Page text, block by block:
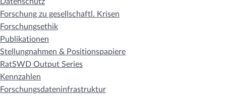
Forschung zu gesellschaftl. Krisen
Forschungsethik
Publikationen
Stellungnahmen & Positionspapiere
RatSWD Output Series
Kennzahlen
Forschungsdateninfrastruktur